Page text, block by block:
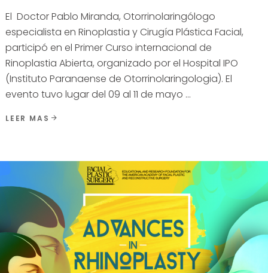
El Doctor Pablo Miranda, Otorrinolaringólogo
especialista en Rinoplastia y Cirugía Plástica Facial,
participó en el Primer Curso internacional de
Rinoplastia Abierta, organizado por el Hospital IPO
(Instituto Paranaense de Otorrinolaringologia). El
evento tuvo lugar del 09 al 11 de mayo
LEER MAS